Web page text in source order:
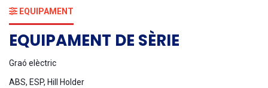
EQUIPAMENT
EQUIPAMENT DE SÈRIE
Graó elèctric
ABS, ESP, Hill Holder